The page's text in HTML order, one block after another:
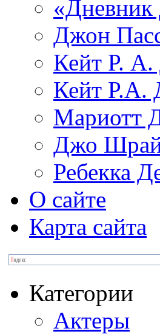
«Дневник
Джон
Кейт Р. А.
Кейт Р.А.
Мариотт
Джо
Ребекка
О сайте
Карта сайта
Категории
Актеры